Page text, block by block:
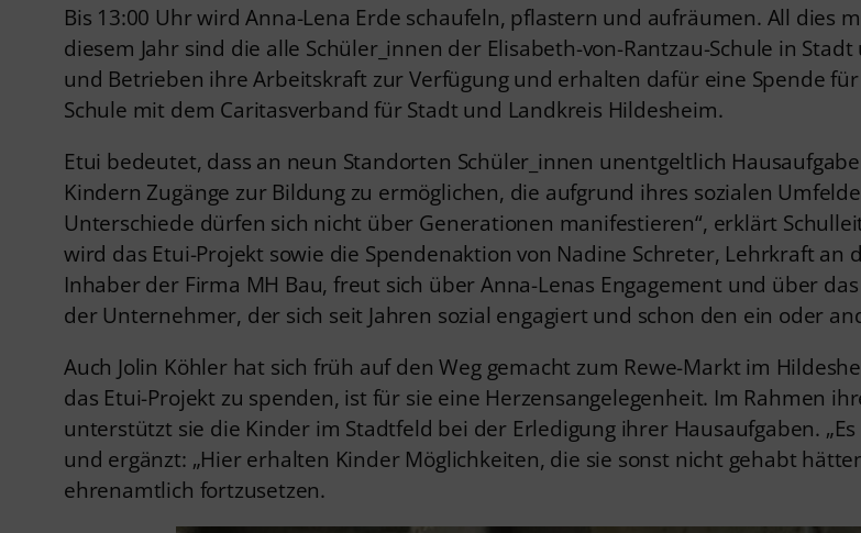
Bis 13:00 Uhr wird Anna-Lena Erde schaufeln, pflastern und aufräumen. All dies
diesem Jahr sind die alle Schüler_innen der Elisabeth-von-Rantzau-Schule in
und Betrieben ihre Arbeitskraft zur Verfügung und erhalten dafür eine Spende
Schule mit dem Caritasverband für Stadt und Landkreis Hildesheim.
Etui bedeutet, dass an neun Standorten Schüler_innen unentgeltlich
Kindern Zugänge zur Bildung zu ermöglichen, die aufgrund ihres sozialen
Unterschiede dürfen sich nicht über Generationen manifestieren“, erklärt
wird das Etui-Projekt sowie die Spendenaktion von Nadine Schreter, Lehrkraft an
Inhaber der Firma MH Bau, freut sich über Anna-Lenas Engagement und über
der Unternehmer, der sich seit Jahren sozial engagiert und schon den ein oder
Auch Jolin Köhler hat sich früh auf den Weg gemacht zum Rewe-Markt im
das Etui-Projekt zu spenden, ist für sie eine Herzensangelegenheit. Im Rahmen
unterstützt sie die Kinder im Stadtfeld bei der Erledigung ihrer Hausaufgaben.
und ergänzt: „Hier erhalten Kinder Möglichkeiten, die sie sonst nicht gehabt
ehrenamtlich fortzusetzen.